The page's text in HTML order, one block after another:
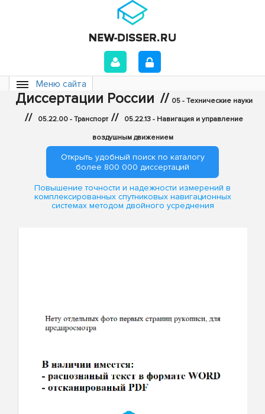
Меню сайта
Диссертации России // 05 - Технические науки
// 05.22.00 - Транспорт // 05.22.13 - Навигация и управление
воздушным движением
Открыть удобный поиск по каталогу
более 800 000 диссертаций
Повышение точности и надежности измерений в
комплексированных спутниковых навигационных
системах методом двойного усреднения